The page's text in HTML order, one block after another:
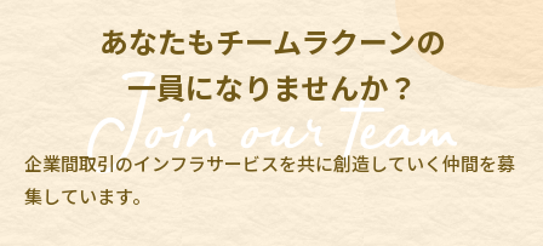
あなたもチームラクーンの
一員になりませんか？
企業間取引のインフラサービスを共に創造していく仲間を募
集しています。